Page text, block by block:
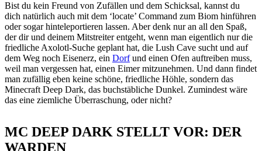
Bist du kein Freund von Zufällen und dem Schicksal, kannst du
dich natürlich auch mit dem ‘locate’ Command zum Biom hinführen
oder sogar hinteleportieren lassen. Aber denk nur an all den Spaß,
der dir und deinem Mitstreiter entgeht, wenn man eigentlich nur die
friedliche Axolotl-Suche geplant hat, die Lush Cave sucht und auf
dem Weg noch Eisenerz, ein Dorfund einen Ofen auftreiben muss,
weil man vergessen hat, einen Eimer mitzunehmen. Und dann findet
man zufällig eben keine schöne, friedliche Höhle, sondern das
Minecraft Deep Dark, das buchstäbliche Dunkel. Zumindest wäre
das eine ziemliche Überraschung, oder nicht?
MC DEEP DARK STELLT VOR: DER
WARDEN